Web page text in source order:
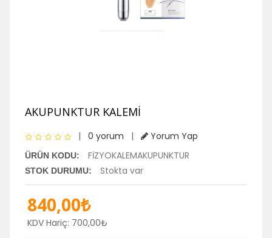
AKUPUNKTUR KALEMİ
| 0 yorum | Yorum Yap
ÜRÜN KODU: FİZYOKALEMAKUPUNKTUR
STOK DURUMU: Stokta var
840,00₺
KDV Hariç: 700,00₺